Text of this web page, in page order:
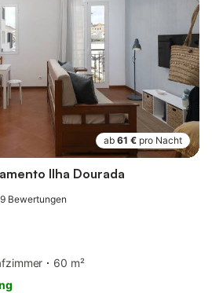
ab 61 € pro Nacht
Ilha Dourada
Bewertungen
60 m²